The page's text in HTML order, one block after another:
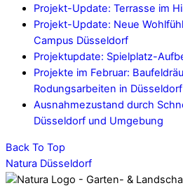
Projekt-Update: Terrasse im
Projekt-Update: Neue
Campus Düsseldorf
Projektupdate: Spielplatz-
Projekte im Februar:
Rodungsarbeiten in Düsseldorf
Ausnahmezustand durch
Düsseldorf und Umgebung
Back To Top
Natura Düsseldorf